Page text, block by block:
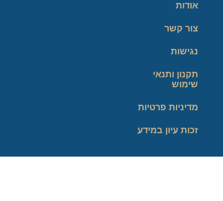
אודות
צור קשר
נגישות
תקנון ותנאי
שימוש
מדיניות פרטיות
זכות עיון במידע